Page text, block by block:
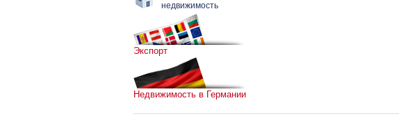
недвижимость
Экспорт
Недвижимость в Германии